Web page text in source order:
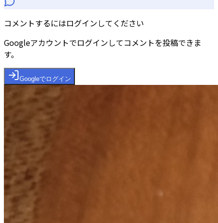
コメントするにはログインしてください
Googleアカウントでログインしてコメントを投稿できま
す。
Googleでログイン